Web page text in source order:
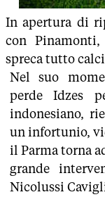
In apertura di
con
spreca tutto
Nel suo
perde Idzes
indonesiano,
un infortunio,
il Parma torna
grande
Nicolussi